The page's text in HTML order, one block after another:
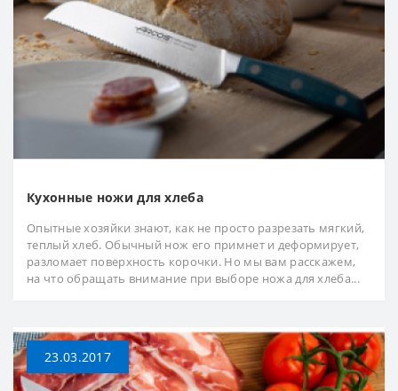
Кухонные ножи для хлеба
Опытные хозяйки знают, как не просто разрезать мягкий,
теплый хлеб. Обычный нож его примнет и деформирует,
разломает поверхность корочки. Но мы вам расскажем,
на что обращать внимание при выборе ножа для хлеба...
23.03.2017